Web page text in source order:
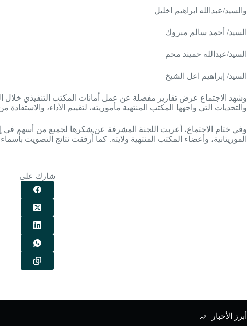
والسيد/عبدالله ابراهيم اخليل
السيد/ أحمد سالم مبروك
السيد/عبدالله حميند محم
السيد/ إبراهيم اعل الشيخ
وشهد الاجتماع عرض تقارير مفصلة عن عمل أمانات المكتب التنفيذي خلال
والتحديات التي واجهها المكتب المنتهية مأموريته، لتقييم الأداء، والاستفادة
وفي ختام الاجتماع، أعربت اللجنة المشرفة عن شكرها لجميع من أسهم في
الموريتانية، وأعضاء المكتب المنتهية ولايته. كما أُرفقت نتائج التصويت
شارك على
أبرز الأخبار